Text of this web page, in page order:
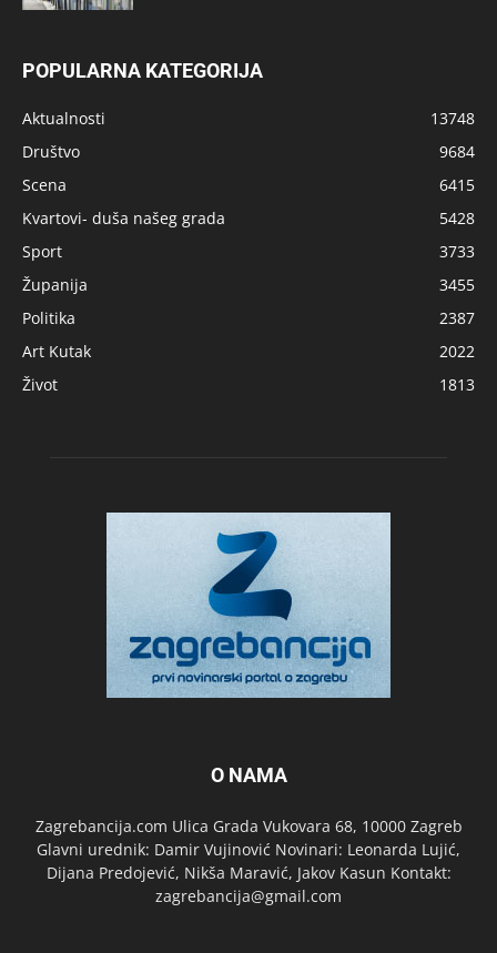
POPULARNA KATEGORIJA
Aktualnosti
13748
Društvo
9684
Scena
6415
Kvartovi- duša našeg grada
5428
Sport
3733
Županija
3455
Politika
2387
Art Kutak
2022
Život
1813
O NAMA
Zagrebancija.com Ulica Grada Vukovara 68, 10000 Zagreb
Glavni urednik: Damir Vujinović Novinari: Leonarda Lujić,
Dijana Predojević, Nikša Maravić, Jakov Kasun Kontakt:
zagrebancija@gmail.com